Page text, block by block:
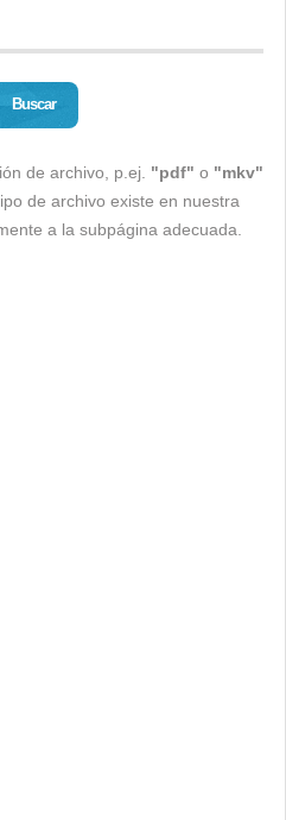
Buscar
de archivo, p.ej. "pdf" o "mkv"
de archivo existe en nuestra
a la subpágina adecuada.